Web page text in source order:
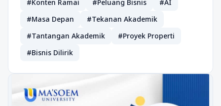
#Konten Ramai
#Peluang Bisnis
#AI
#Masa Depan
#Tekanan Akademik
#Tantangan Akademik
#Proyek Properti
#Bisnis Dilirik